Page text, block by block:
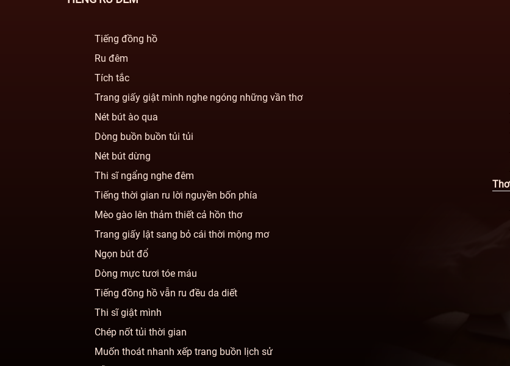
Tiếng đồng hồ
Ru đêm
Tích tắc
Trang giấy giật mình nghe ngóng những vần thơ
Nét bút ào qua
Dòng buồn buồn tủi tủi
Nét bút dừng
Thi sĩ ngẩng nghe đêm
Tiếng thời gian ru lời nguyền bốn phía
Mèo gào lên thảm thiết cả hồn thơ
Trang giấy lật sang bỏ cái thời mộng mơ
Ngọn bút đổ
Dòng mực tươi tóe máu
Tiếng đồng hồ vẫn ru đều da diết
Thi sĩ giật mình
Chép nốt tủi thời gian
Muốn thoát nhanh xếp trang buồn lịch sử
Thơ